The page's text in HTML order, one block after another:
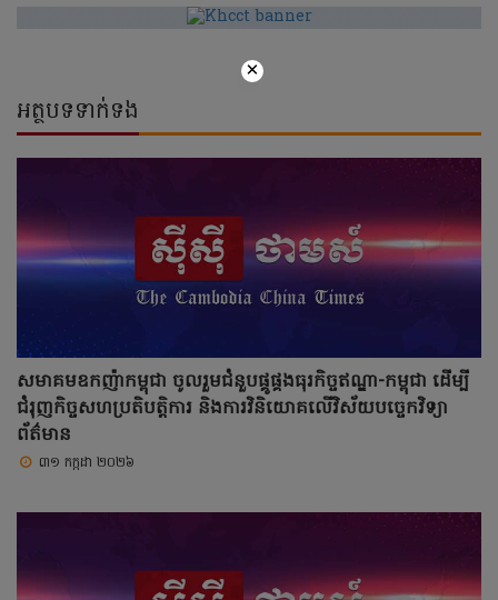
អត្ថបទទាក់ទង
សមាគមឧកញ៉ាកម្ពុជា ចូលរួមជំនួបផ្គូផ្គងធុរកិច្ចឥណ្ឌា-កម្ពុជា ដើម្បី
ជំរុញកិច្ចសហប្រតិបត្តិការ និងការវិនិយោគលើវិស័យបច្ចេកវិទ្យា
ព័ត៌មាន
៣១ កក្កដា ២០២៦
×